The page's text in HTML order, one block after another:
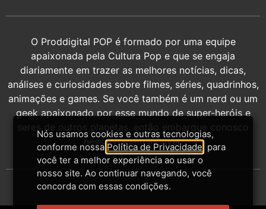
O Proddigital POP é formado por uma equipe
apaixonada pela Cultura Pop e que se engaja
diariamente em trazer as melhores notícias, dicas,
análises e curiosidades sobre filmes, séries, quadrinhos,
animações e games. Se você também é um nerd ou um
geek apaixonado por esse mundo de super-heróis e
seres de outros planetas, então embarque conosco
nessa viagem incrível.
Nós usamos cookies e outras tecnologias,
conforme nossa Política de Privacidade , para
você ter a melhor experiência ao usar o
nosso site. Ao continuar navegando, você
concorda com essas condições.